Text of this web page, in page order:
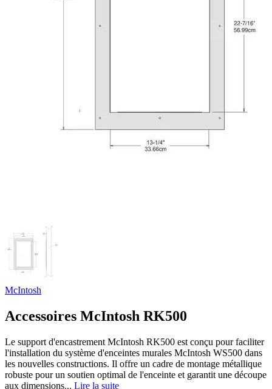
McIntosh
Accessoires McIntosh RK500
Le support d'encastrement McIntosh RK500 est conçu pour faciliter
l'installation du système d'enceintes murales McIntosh WS500 dans
les nouvelles constructions. Il offre un cadre de montage métallique
robuste pour un soutien optimal de l'enceinte et garantit une découpe
aux dimensions... Lire la suite